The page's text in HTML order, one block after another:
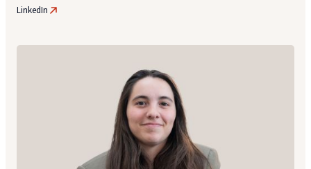
LinkedIn